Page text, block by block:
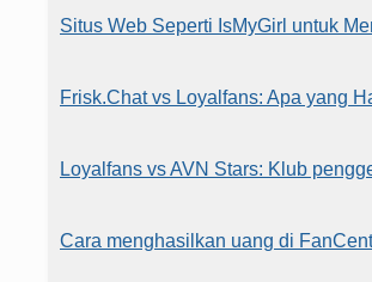
Situs Web Seperti IsMyGirl untuk
Frisk.Chat vs Loyalfans: Apa yang
Loyalfans vs AVN Stars: Klub
Cara menghasilkan uang di